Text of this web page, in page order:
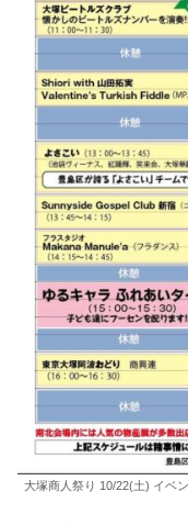
大塚商人祭り 10/22(土) イベ